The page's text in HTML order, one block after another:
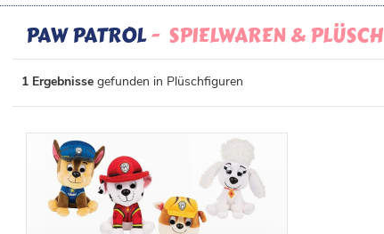
PAW PATROL SPIELWAREN & PLÜSCH
1 Ergebnisse gefunden in Plüschfiguren